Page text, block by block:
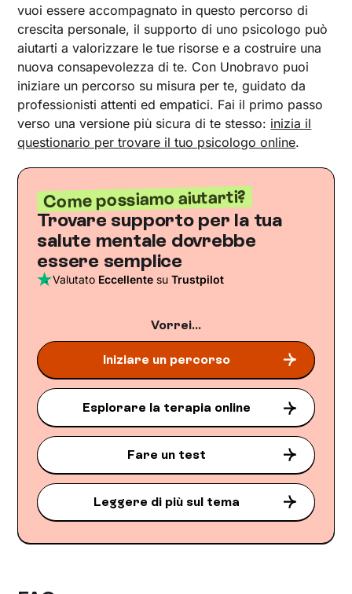
vuoi essere accompagnato in questo percorso di
crescita personale, il supporto di uno psicologo può
aiutarti a valorizzare le tue risorse e a costruire una
nuova consapevolezza di te. Con Unobravo puoi
iniziare un percorso su misura per te, guidato da
professionisti attenti ed empatici. Fai il primo passo
verso una versione più sicura di te stesso: inizia il
questionario per trovare il tuo psicologo online.
Come possiamo aiutarti?
Trovare supporto per la tua
salute mentale dovrebbe
essere semplice
Valutato Eccellente suTrustpilot
Vorrei...
Iniziare un percorso
Esplorare la terapia online
Fare un test
Leggere di più sul tema